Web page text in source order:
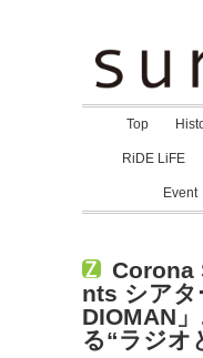
Top
RiDE LiFE
Event
Corona
nts シアタ
DIOMAN
る“ラジオ